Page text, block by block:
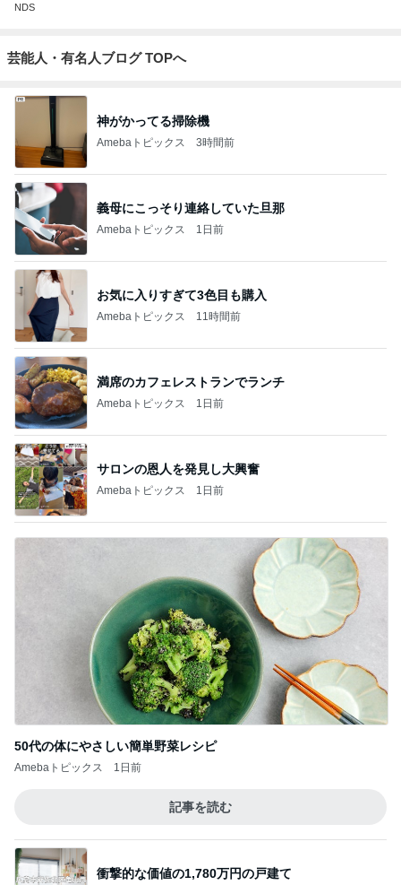
NDS
芸能人・有名人ブログ TOPへ
神がかってる掃除機
Amebaトピックス 3時間前
義母にこっそり連絡していた旦那
Amebaトピックス 1日前
お気に入りすぎて3色目も購入
Amebaトピックス 11時間前
満席のカフェレストランでランチ
Amebaトピックス 1日前
サロンの恩人を発見し大興奮
Amebaトピックス 1日前
50代の体にやさしい簡単野菜レシピ
Amebaトピックス 1日前
記事を読む
衝撃的な価値の1,780万円の戸建て